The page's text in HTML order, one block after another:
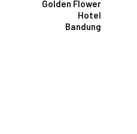
Golden Flower
Hotel
Bandung